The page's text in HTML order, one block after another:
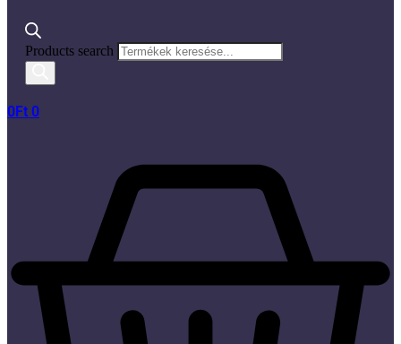
Products search
0Ft 0